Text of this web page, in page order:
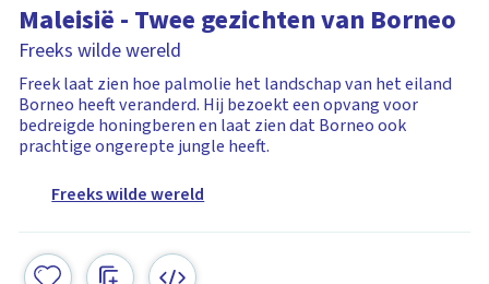
Maleisië - Twee gezichten van Borneo
Freeks wilde wereld
Freek laat zien hoe palmolie het landschap van het eiland
Borneo heeft veranderd. Hij bezoekt een opvang voor
bedreigde honingberen en laat zien dat Borneo ook
prachtige ongerepte jungle heeft.
Freeks wilde wereld